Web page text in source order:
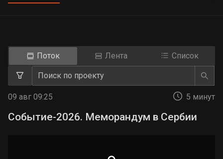
Поток Лента Список
09 авг 09:25 5 минут
Событие-2026. Меморандум в Сербии